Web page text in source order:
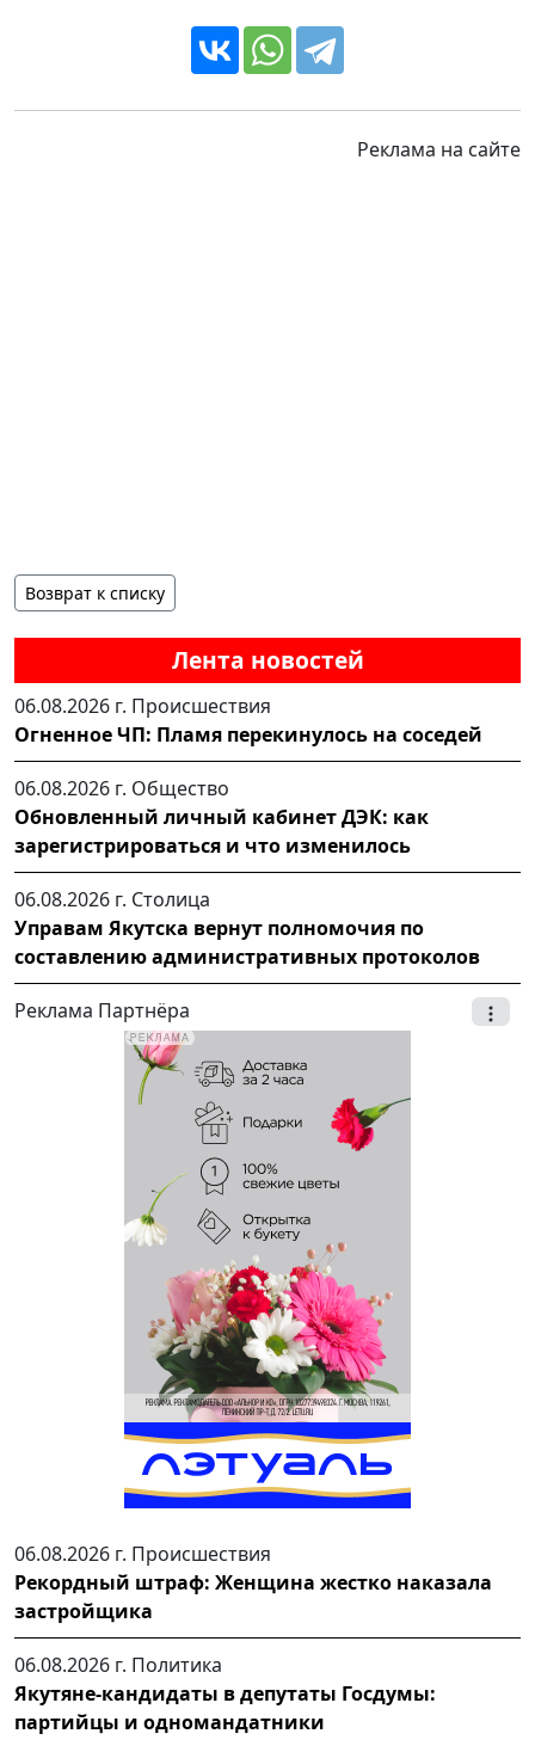
Лента новостей
06.08.2026 г. Происшествия
Огненное ЧП: Пламя перекинулось на соседей
06.08.2026 г. Общество
Обновленный личный кабинет ДЭК: как
зарегистрироваться и что изменилось
06.08.2026 г. Столица
Управам Якутска вернут полномочия по
составлению административных протоколов
Реклама Партнёра
06.08.2026 г. Происшествия
Рекордный штраф: Женщина жестко наказала
застройщика
06.08.2026 г. Политика
Якутяне-кандидаты в депутаты Госдумы:
партийцы и одномандатники
Реклама на сайте
Возврат к списку